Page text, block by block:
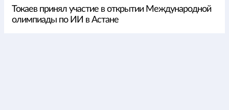
Токаев принял участие в открытии Международной
олимпиады по ИИ в Астане